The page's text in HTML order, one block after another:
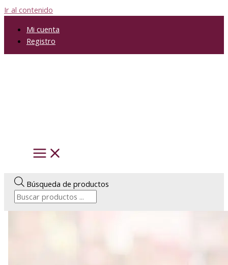
Ir al contenido
Mi cuenta
Registro
Búsqueda de productos